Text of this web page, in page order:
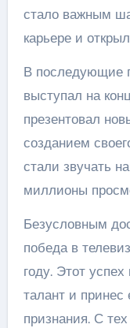
стало важным
карьере и
В последующие
выступал на
презентовал
созданием
стали звучать
миллионы
Безусловным
победа в
году. Этот
талант и
признания. С